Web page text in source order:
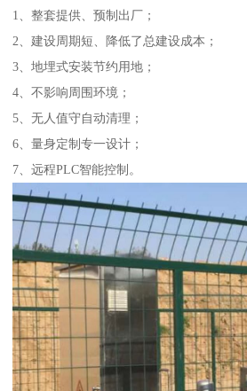
1、整套提供、预制出厂；
2、建设周期短、降低了总建设成本；
3、地埋式安装节约用地；
4、不影响周围环境；
5、无人值守自动清理；
6、量身定制专一设计；
7、远程PLC智能控制。